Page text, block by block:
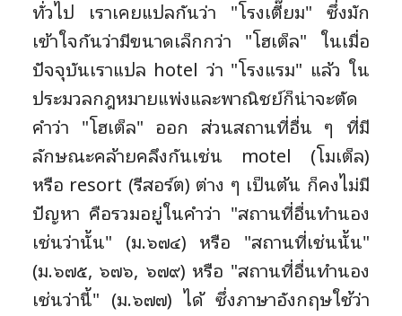
ทั่วไป เราเคยแปลกันว่า "โรงเตี๊ยม" ซึ่งมัก
เข้าใจกันว่ามีขนาดเล็กกว่า "โฮเต็ล" ในเมื่อ
ปัจจุบันเราแปล hotel ว่า "โรงแรม" แล้ว ใน
ประมวลกฎหมายแพ่งและพาณิชย์ก็น่าจะตัด
คำว่า "โฮเต็ล" ออก ส่วนสถานที่อื่น ๆ ที่มี
ลักษณะคล้ายคลึงกันเช่น motel (โมเต็ล)
หรือ resort (รีสอร์ต) ต่าง ๆ เป็นต้น ก็คงไม่มี
ปัญหา คือรวมอยู่ในคำว่า "สถานที่อื่นทำนอง
เช่นว่านั้น" (ม.๖๗๔) หรือ "สถานที่เช่นนั้น"
(ม.๖๗๕, ๖๗๖, ๖๗๙) หรือ "สถานที่อื่นทำนอง
เช่นว่านี้" (ม.๖๗๗) ได้ ซึ่งภาษาอังกฤษใช้ว่า